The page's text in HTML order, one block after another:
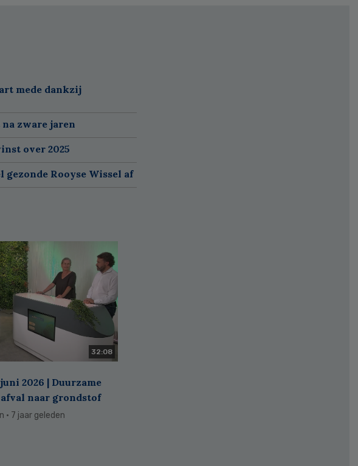
mede dankzij
zware jaren
over 2025
Rooyse Wissel af
32:08
2026 | Duurzame
afval naar grondstof
· 7 jaar geleden